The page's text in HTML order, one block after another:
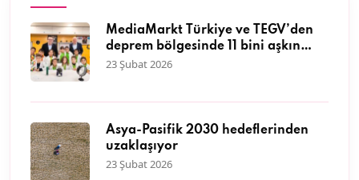
MediaMarkt Türkiye ve TEGV’den
deprem bölgesinde 11 bini aşkın
çocuğa nitelikli eğitim desteği
23 Şubat 2026
Asya-Pasifik 2030 hedeflerinden
uzaklaşıyor
23 Şubat 2026